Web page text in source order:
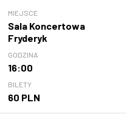
MIEJSCE
Sala Koncertowa
Fryderyk
GODZINA
16:00
BILETY
60 PLN